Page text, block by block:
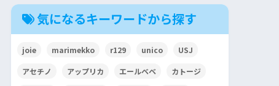
気になるキーワードから探す
joie marimekko r129 unico USJ
アセチノ アップリカ エールベベ カトージ